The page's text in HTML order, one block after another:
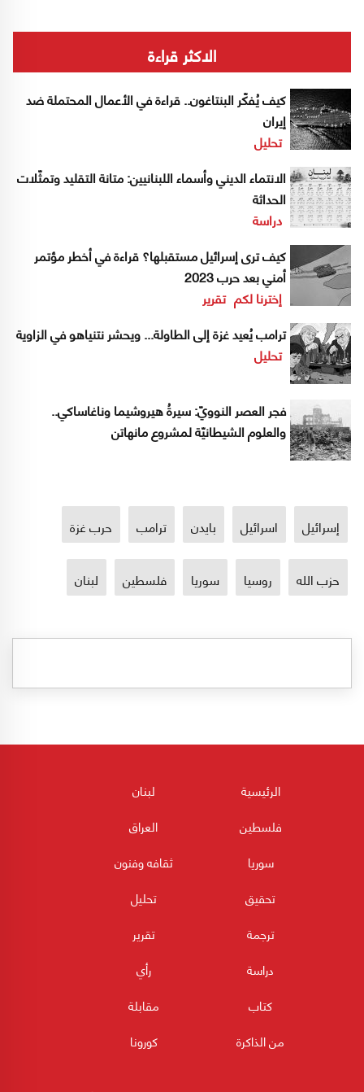
الاكثر قراءة
كيف يُفكّر البنتاغون.. قراءة في الأعمال المحتملة ضد
إيران
تحليل
الانتماء الديني وأسماء اللبنانيين: متانة التقليد وتمثّلات
الحداثة
دراسة
كيف ترى إسرائيل مستقبلها؟ قراءة في أخطر مؤتمر
أمني بعد حرب 2023
إخترنا لكم تقرير
ترامب يُعيد غزة إلى الطاولة... ويحشر نتنياهو في الزاوية
تحليل
فجر العصر النوويّ: سيرةُ هيروشيما وناغاساكي..
والعلوم الشيطانيّة لمشروع مانهاتن
إسرائيل اسرائيل بايدن ترامب حرب غزة
حزب الله روسيا سوريا فلسطين لبنان
الرئيسية
لبنان
فلسطين
العراق
سوريا
ثقافه وفنون
تحقيق
تحليل
ترجمة
تقرير
دراسة
رأي
كتاب
مقابلة
من الذاكرة
كورونا